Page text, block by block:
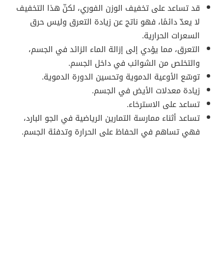
قد تساعد على تخفيف الوزن الفوري، لكنّ هذا التخفيف
لا يعدّ دائمًا، فهو ناتج عن زيادة التعرق وليس حرق
السعرات الحرارية.
التعرق، مما يؤدي إلى إزالة الماء الزائد في الجسم،
والتخلص من الشوائب في داخل الجسم.
توسّع الأوعية الدموية وتحسين الدورة الدموية.
زيادة معدلات الأيض في الجسم.
تساعد على الاسترخاء.
تساعد أثناء ممارسة التمارين الرياضية في الجو البارد،
فهي تساهم في الحفاظ على الحرارة وتدفئة الجسم.